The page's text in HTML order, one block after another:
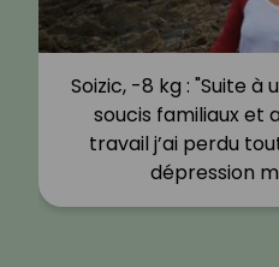
Soizic, -8 kg : "Suite à
soucis familiaux et
travail j’ai perdu
dépression